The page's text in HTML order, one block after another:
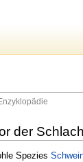
der
Spezies